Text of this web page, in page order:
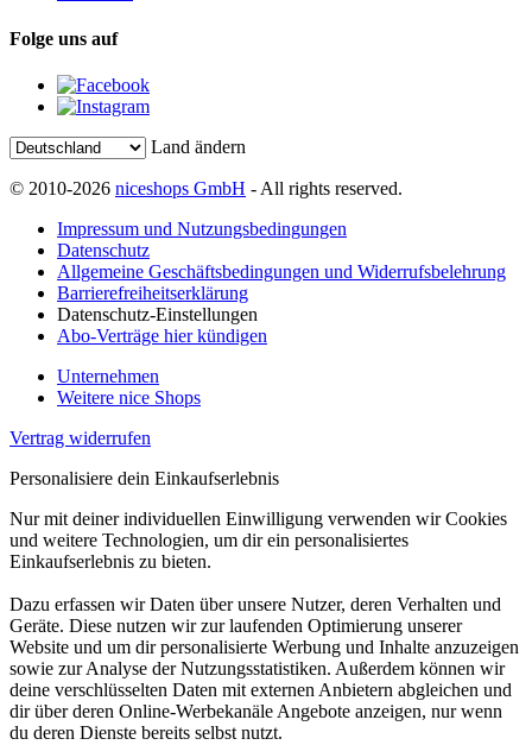
Folge uns auf
Land ändern
© 2010-2026 niceshops GmbH - All rights reserved.
Impressum und Nutzungsbedingungen
Datenschutz
Allgemeine Geschäftsbedingungen und Widerrufsbelehrung
Barrierefreiheitserklärung
Datenschutz-Einstellungen
Abo-Verträge hier kündigen
Unternehmen
Weitere nice Shops
Vertrag widerrufen
Personalisiere dein Einkaufserlebnis
Nur mit deiner individuellen Einwilligung verwenden wir Cookies
und weitere Technologien, um dir ein personalisiertes
Einkaufserlebnis zu bieten.
Dazu erfassen wir Daten über unsere Nutzer, deren Verhalten und
Geräte. Diese nutzen wir zur laufenden Optimierung unserer
Website und um dir personalisierte Werbung und Inhalte anzuzeigen
sowie zur Analyse der Nutzungsstatistiken. Außerdem können wir
deine verschlüsselten Daten mit externen Anbietern abgleichen und
dir über deren Online-Werbekanäle Angebote anzeigen, nur wenn
du deren Dienste bereits selbst nutzt.